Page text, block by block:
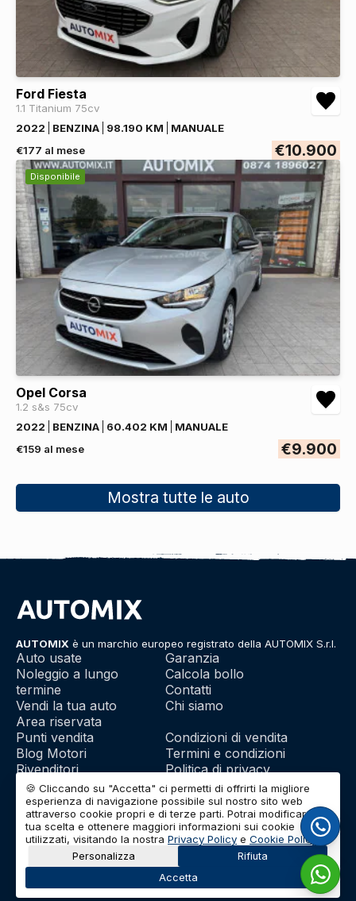
Ford Fiesta
1.1 Titanium 75cv
2022
BENZINA 98.190 KM
MANUALE
€177 al mese
€10.900
Disponibile
Opel Corsa
1.2 s&s 75cv
2022
BENZINA 60.402 KM
MANUALE
€159 al mese
€9.900
Mostra tutte le auto
AUTOMIX è un marchio europeo registrato della AUTOMIX S.r.l.
Auto usate
Noleggio a lungo
termine
Vendi la tua auto
Area riservata
Garanzia
Calcola bollo
Contatti
Chi siamo
Punti vendita
Blog Motori
Rivenditori
Franchising
Condizioni di vendita
Termini e condizioni
Politica di privacy
Utilizzo dei cookie
© 2026 | AUTOMIX S.r.l. | Partita IVA: IT01732290703 | Capitale
Sociale: Euro 10.000 i.v.
🍪 Cliccando su "Accetta" ci permetti di offrirti la migliore
esperienza di navigazione possibile sul nostro sito web
attraverso cookie propri e di terze parti. Potrai modificare la
tua scelta e ottenere maggiori informazioni sui cookie
utilizzati, visitando la nostra Privacy Policy e Cookie Policy.
Personalizza
Rifiuta
Accetta